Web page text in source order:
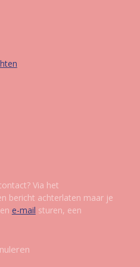
Via het
bericht achterlaten maar je
e-mail sturen, een